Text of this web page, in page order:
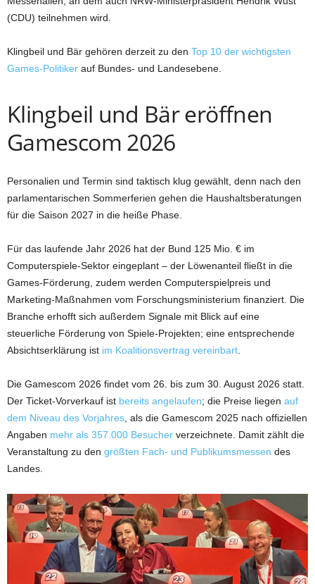
(CDU) teilnehmen wird.
Klingbeil und Bär gehören derzeit zu den Top 10 der wichtigsten
Games-Politiker auf Bundes- und Landesebene.
Klingbeil und Bär eröffnen
Gamescom 2026
Personalien und Termin sind taktisch klug gewählt, denn nach den
parlamentarischen Sommerferien gehen die Haushaltsberatungen
für die Saison 2027 in die heiße Phase.
Für das laufende Jahr 2026 hat der Bund 125 Mio. € im
Computerspiele-Sektor eingeplant – der Löwenanteil fließt in die
Games-Förderung, zudem werden Computerspielpreis und
Marketing-Maßnahmen vom Forschungsministerium finanziert. Die
Branche erhofft sich außerdem Signale mit Blick auf eine
steuerliche Förderung von Spiele-Projekten; eine entsprechende
Absichtserklärung ist im Koalitionsvertrag vereinbart
Die Gamescom 2026 findet vom 26. bis zum 30. August 2026 statt.
Der Ticket-Vorverkauf ist bereits angelaufen; die Preise liegen auf
dem Niveau des Vorjahres , als die Gamescom 2025 nach offiziellen
Angaben mehr als 357.000 Besucher verzeichnete. Damit zählt die
Veranstaltung zu den größten Fach- und Publikumsmessen des
Landes.